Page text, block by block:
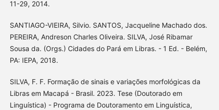
11-29, 2014.
SANTIAGO-VIEIRA, Silvio. SANTOS, Jacqueline Machado dos.
PEREIRA, Andreson Charles Oliveira. SILVA, José Ribamar
Sousa da. (Orgs.) Cidades do Pará em Libras. - 1 Ed. - Belém,
PA: IEPA, 2018.
SILVA, F. F. Formação de sinais e variações morfológicas da
Libras em Macapá - Brasil. 2023. Tese (Doutorado em
Linguística) - Programa de Doutoramento em Linguística,